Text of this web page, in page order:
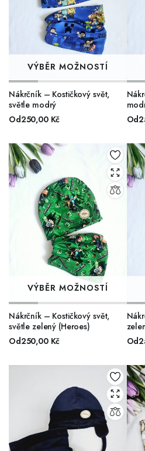
VÝBĚR MOŽNOSTÍ
Nákrčník – Kostičkový svět,
světle modrý
Od250,00 Kč
Od
VÝBĚR MOŽNOSTÍ
Nákrčník – Kostičkový svět,
světle zelený (Heroes)
Od250,00 Kč
Od